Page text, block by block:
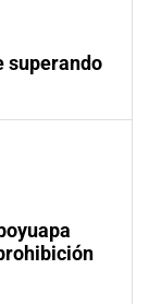
superando